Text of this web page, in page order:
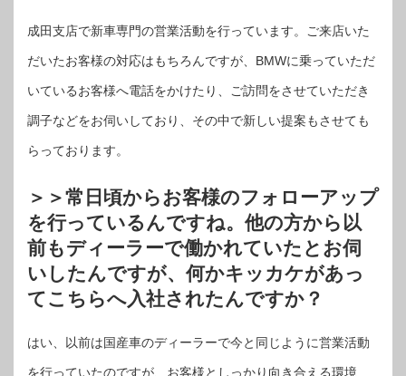
成田支店で新車専門の営業活動を行っています。ご来店いた
だいたお客様の対応はもちろんですが、BMWに乗っていただ
いているお客様へ電話をかけたり、ご訪問をさせていただき
調子などをお伺いしており、その中で新しい提案もさせても
らっております。
＞＞常日頃からお客様のフォローアップ
を行っているんですね。他の方から以
前もディーラーで働かれていたとお伺
いしたんですが、何かキッカケがあっ
てこちらへ入社されたんですか？
はい、以前は国産車のディーラーで今と同じように営業活動
を行っていたのですが、お客様としっかり向き合える環境